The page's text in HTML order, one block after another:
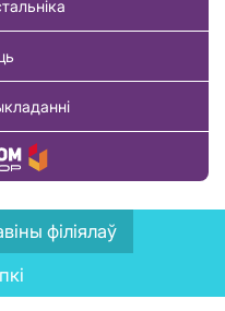
філіялаў